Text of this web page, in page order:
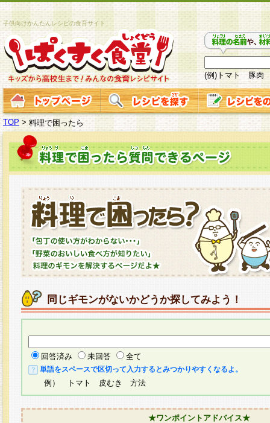
子供向けかんたんレシピの食育サイト
(例)トマト 豚肉
TOP >料理で困ったら
同じギモンがないかどうか探してみよう！
回答済み 未回答 全て
単語をスペースで区切って入力するとみつかりやすくなるよ。
例） トマト 皮むき 方法
★ワンポイントアドバイス★